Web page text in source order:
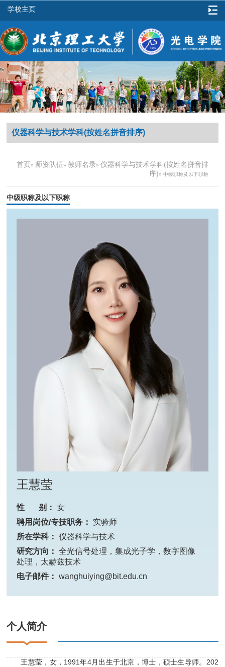
学校主页
仪器科学与技术学科(按姓名拼音排序)
首页» 师资队伍» 教师名录» 仪器科学与技术学科(按姓名拼音排
序)» 中级职称及以下职称
中级职称及以下职称
王慧莹
性 别：
女
聘用岗位/专技职务：
实验师
所在学科：
仪器科学与技术
研究方向：
全光信号处理，集成光子学，数字图像
处理，太赫兹技术
电子邮件：
wanghuiying@bit.edu.cn
个人简介
王慧莹，女，1991年4月出生于北京，博士，硕士生导师。202